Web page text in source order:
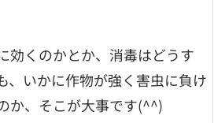
効くのかとか、消毒はどうす
、いかに作物が強く害虫に負け
か、そこが大事です(^^)